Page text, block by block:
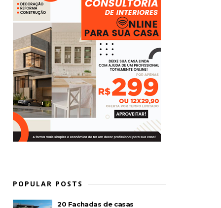
POPULAR POSTS
20 Fachadas de casas